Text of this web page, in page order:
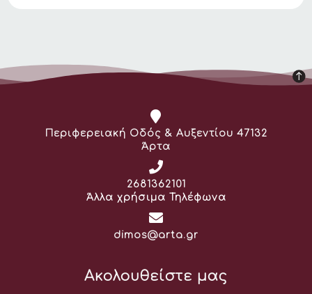
Διεύθυνση:
Περιφερειακή Οδός & Αυξεντίου 47132
Άρτα
Τηλέφωνο:
2681362101
Άλλα χρήσιμα Τηλέφωνα
Email:
dimos@arta.gr
Ακολουθείστε μας